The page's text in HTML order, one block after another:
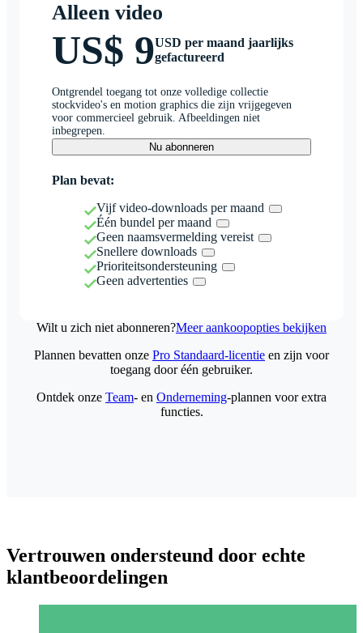
Alleen video
US$ 9USD per maand jaarlijks
gefactureerd
Ontgrendel toegang tot onze volledige collectie
stockvideo's en motion graphics die zijn vrijgegeven
voor commercieel gebruik. Afbeeldingen niet
inbegrepen.
Nu abonneren
Plan bevat:
Vijf video-downloads per maand
Één bundel per maand
Geen naamsvermelding vereist
Snellere downloads
Prioriteitsondersteuning
Geen advertenties
Wilt u zich niet abonneren?Meer aankoopopties bekijken
Plannen bevatten onze Pro Standaard-licentie en zijn voor
toegang door één gebruiker.
Ontdek onze Team- en Onderneming-plannen voor extra
functies.
Vertrouwen ondersteund door echte
klantbeoordelingen